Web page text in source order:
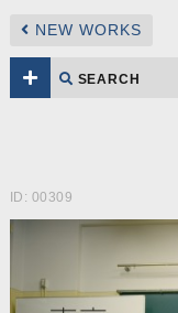
NEW WORKS
SEARCH
ID: 00309